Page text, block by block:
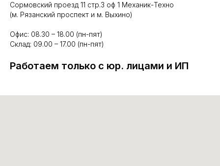
Сормовский проезд 11 стр.3 оф 1 Механик-Техно
(м. Рязанский проспект и м. Выхино)
Офис: 08.30 – 18.00 (пн-пят)
Склад: 09.00 – 17.00 (пн-пят)
Работаем только с юр. лицами и ИП